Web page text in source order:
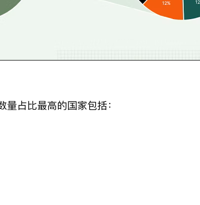
占比最高的国家包括：